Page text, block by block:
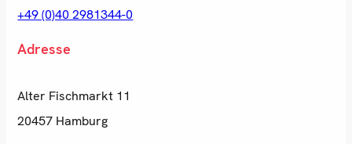
+49 (0)40 2981344-0
Adresse
Alter Fischmarkt 11
20457 Hamburg